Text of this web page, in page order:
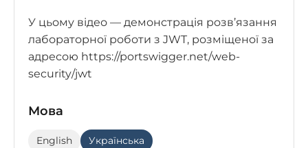
У цьому відео — демонстрація розв’язання
лабораторної роботи з JWT, розміщеної за
адресою https://portswigger.net/web-
security/jwt
Мова
English Українська